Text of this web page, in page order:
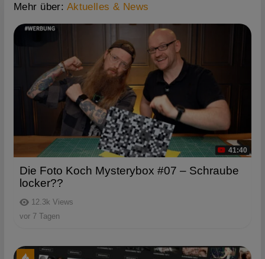
Mehr über: Aktuelles & News
41:40
12.3k Views
Die Foto Koch Mysterybox #07 – Schraube
locker??
vor 7 Tagen